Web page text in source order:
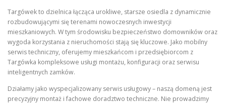
Targówek to dzielnica łącząca urokliwe, starsze osiedla z dynamicznie
rozbudowującymi się terenami nowoczesnych inwestycji
mieszkaniowych. W tym środowisku bezpieczeństwo domowników oraz
wygoda korzystania z nieruchomości stają się kluczowe. Jako mobilny
serwis techniczny, oferujemy mieszkańcom i przedsiębiorcom z
Targówka kompleksowe usługi montażu, konfiguracji oraz serwisu
inteligentnych zamków.
Działamy jako wyspecjalizowany serwis usługowy – naszą domeną jest
precyzyjny montaż i fachowe doradztwo techniczne. Nie prowadzimy